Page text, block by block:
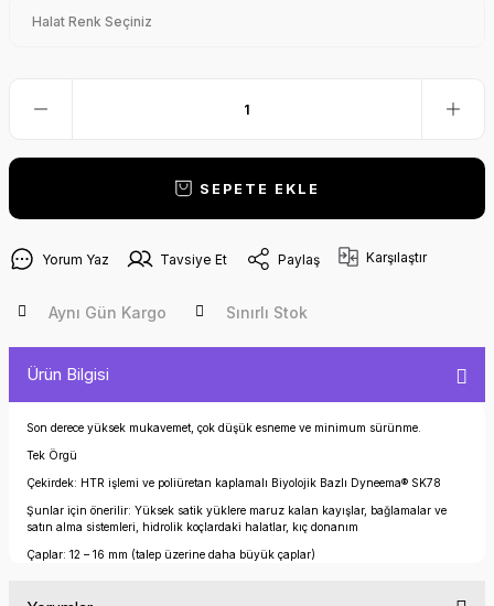
SEPETE EKLE
Yorum Yaz Tavsiye Et Paylaş Karşılaştır
Aynı Gün Kargo Sınırlı Stok
Ürün Bilgisi
Son derece yüksek mukavemet, çok düşük esneme ve minimum sürünme.
Tek Örgü
Çekirdek: HTR işlemi ve poliüretan kaplamalı Biyolojik Bazlı Dyneema® SK78
Şunlar için önerilir: Yüksek satik yüklere maruz kalan kayışlar, bağlamalar ve
satın alma sistemleri, hidrolik koçlardaki halatlar, kıç donanım
Çaplar: 12 – 16 mm (talep üzerine daha büyük çaplar)